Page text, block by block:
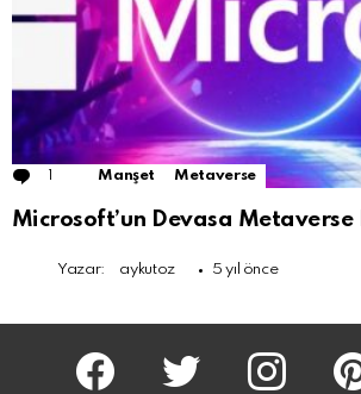
Comment
Manşet Metaverse
Microsoft’un Devasa Metaverse
Yazar: aykutoz 5 yıl önce
KriptoHaber Facebook
KriptoHaber TwitterKriptoHaber